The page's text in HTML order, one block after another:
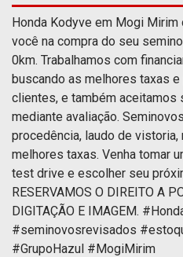
Honda Kodyve em Mogi
você na compra do seu
0km. Trabalhamos com
buscando as melhores taxas
clientes, e também aceitamos
mediante avaliação.
procedência, laudo de
melhores taxas. Venha tomar
test drive e escolher seu
RESERVAMOS O DIREITO A
DIGITAÇÃO E IMAGEM.
#seminovosrevisados
#GrupoHazul #MogiMirim